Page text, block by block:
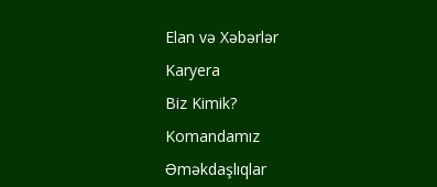
Elan və Xəbərlər
Karyera
Biz Kimik?
Komandamız
Əməkdaşlıqlar